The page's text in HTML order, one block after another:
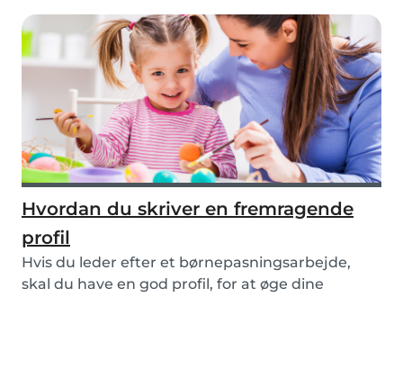
Hvordan du skriver en fremragende
profil
Hvis du leder efter et børnepasningsarbejde,
skal du have en god profil, for at øge dine